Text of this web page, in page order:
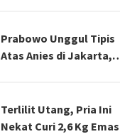
Effect
Prabowo Unggul Tipis
Atas Anies di Jakarta,
Terlilit Utang, Pria Ini
Nekat Curi 2,6 Kg Emas